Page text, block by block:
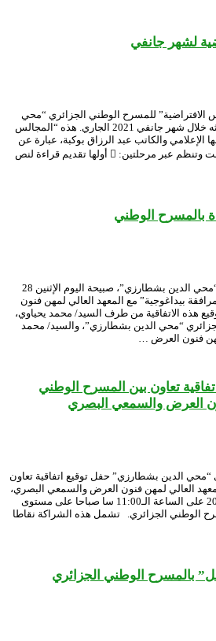
لشهر جانفي
الافتراضية” للمسرح الوطني الجزائري “محي
الدين بشطارزي” والذي سيتم بثه خلال شهر جانفي 2021 الجاري. هذه “المجالس
الإعلامي والكاتب عبد الرزاق بوكبة، عبارة عن
لقاءات أسبوعية تنعقد أيام السبت وتنظم عبر مرحلتين:  أولها تقديم قراءة لنص
بالمسرح الوطني
وقع المسرح الوطني الجزائري “محي الدين بشطارزي”، صبيحة اليوم الإثنين 28
تعاون ومرافقة بيداغوجية” مع المعهد العالي لمهن فنون
هذه الاتفاقية من طرف السيد/ محمد يحياوي،
“محي الدين بشطارزي”، والسيد/ محمد
فنون العرض …
تعاون بين المسرح الوطني
العرض والسمعي البصري
الدين بشطارزي” حفل توقيع اتفاقية تعاون
العالي لمهن فنون العرض والسمعي البصري،
وذلك يوم الإثنين 28 ديسمبر 2020 على الساعة الـ11:00 سا صباحا على مستوى
الوطني الجزائري. تشمل هذه الشراكة نقاطا
بالمسرح الوطني الجزائري